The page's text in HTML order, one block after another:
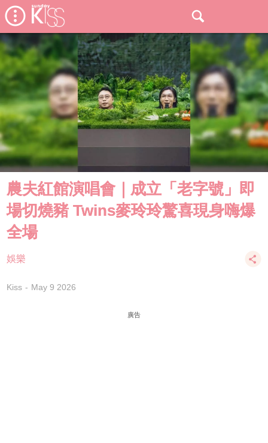
農夫紅館演唱會｜成立「老字號」即
場切燒豬 Twins麥玲玲驚喜現身嗨爆
全場
娛樂
Kiss May 9 2026
廣告